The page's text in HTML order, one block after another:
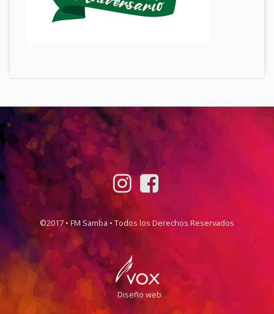
©2017 • FM Samba • Todos los Derechos Reservados
Diseño web